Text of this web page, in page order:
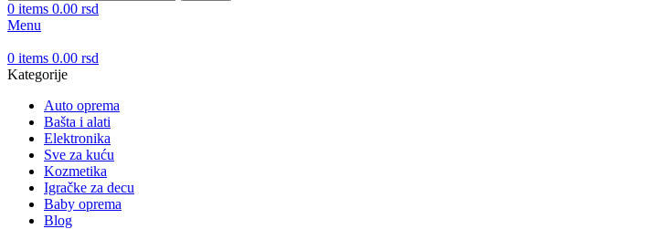
0 items 0.00 rsd
Menu
0 items 0.00 rsd
Kategorije
Auto oprema
Bašta i alati
Elektronika
Sve za kuću
Kozmetika
Igračke za decu
Baby oprema
Blog